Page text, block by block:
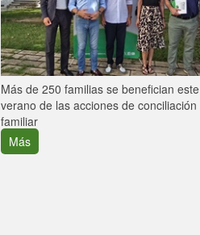
Más de 250 familias se benefician este
verano de las acciones de conciliación
familiar
Más